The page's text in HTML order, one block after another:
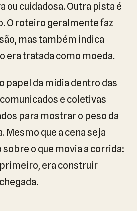
ou cuidadosa. Outra pista é
O roteiro geralmente faz
mas também indica
era tratada como moeda.
papel da mídia dentro das
e coletivas
para mostrar o peso da
Mesmo que a cena seja
sobre o que movia a corrida:
primeiro, era construir